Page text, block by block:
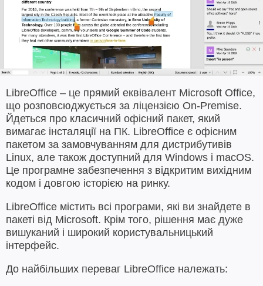
LibreOffice – це прямий еквівалент Microsoft Office,
що розповсюджується за ліцензією On-Premise.
Йдеться про класичний офісний пакет, який
вимагає інсталяції на ПК. LibreOffice є офісним
пакетом за замовчуванням для дистрибутивів
Linux, але також доступний для Windows і macOS.
Це програмне забезпечення з відкритим вихідним
кодом і довгою історією на ринку.
LibreOffice містить всі програми, які ви знайдете в
пакеті від Microsoft. Крім того, рішення має дуже
вишуканий і широкий користувальницький
інтерфейс.
До найбільших переваг LibreOffice належать: